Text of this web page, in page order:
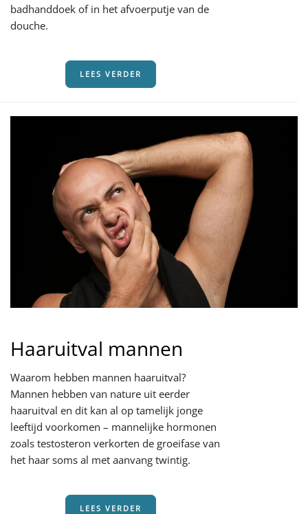
badhanddoek of in het afvoerputje van de
douche.
LEES VERDER
Haaruitval mannen
Waarom hebben mannen haaruitval?
Mannen hebben van nature uit eerder
haaruitval en dit kan al op tamelijk jonge
leeftijd voorkomen – mannelijke hormonen
zoals testosteron verkorten de groeifase van
het haar soms al met aanvang twintig.
LEES VERDER